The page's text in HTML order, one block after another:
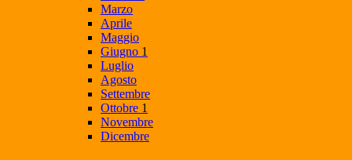
Marzo
Aprile
Maggio
Giugno 1
Luglio
Agosto
Settembre
Ottobre 1
Novembre
Dicembre